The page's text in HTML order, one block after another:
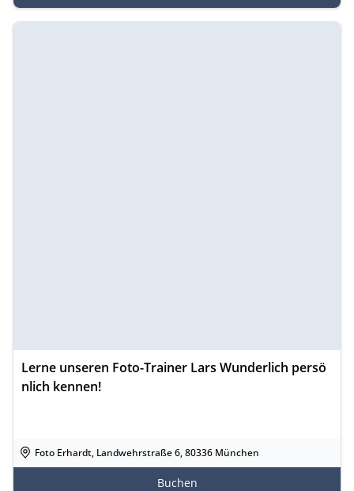
Lerne unseren Foto-Trainer Lars Wunderlich persö
nlich kennen!
Foto Erhardt, Landwehrstraße 6, 80336 München
Buchen